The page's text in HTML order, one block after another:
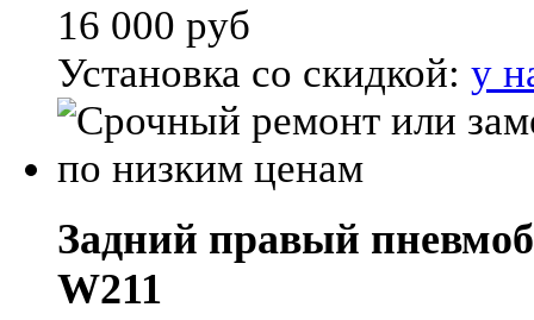
16 000 руб
Установка со скидкой: у
Задний правый
W211